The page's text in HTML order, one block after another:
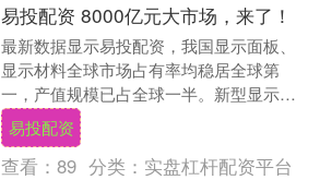
易投配资 8000亿元大市场，来了！
最新数据显示易投配资，我国显示面板、
显示材料全球市场占有率均稳居全球第
一，产值规模已占全球一半。新型显示是
承载影像信息的关键载体和人机交互的重
要界面，被誉为数字....
易投配资
查看： 89 分类： 实盘杠杆配资平台